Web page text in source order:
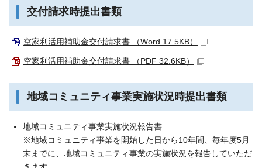
交付請求時提出書類
空家利活用補助金交付請求書 （Word 17.5KB）
空家利活用補助金交付請求書 （PDF 32.6KB）
地域コミュニティ事業実施状況時提出書類
地域コミュニティ事業実施状況報告書
※地域コミュニティ事業を開始した日から10年間、毎年度5月
末までに、地域コミュニティ事業の実施状況を報告していただ